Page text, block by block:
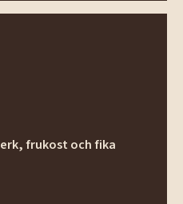
frukost och fika